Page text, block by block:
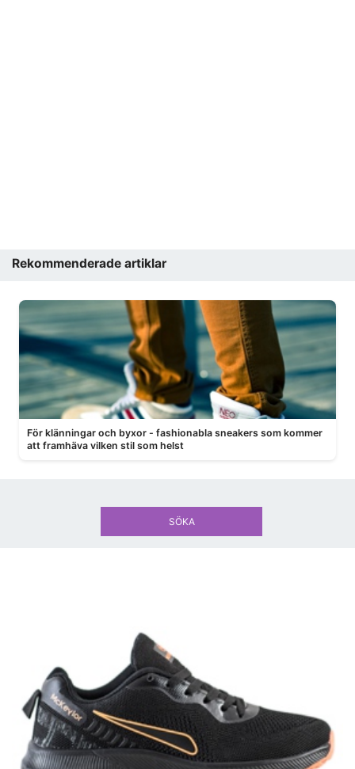
Rekommenderade artiklar
För klänningar och byxor - fashionabla sneakers som kommer
att framhäva vilken stil som helst
SÖKA